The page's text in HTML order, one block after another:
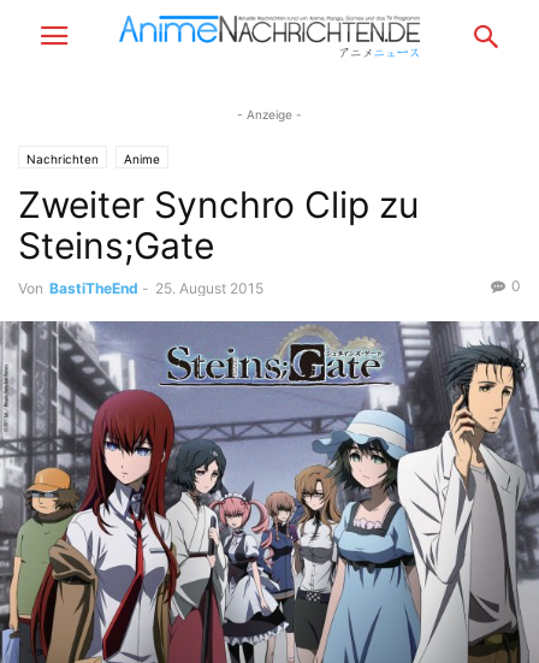
- Anzeige -
Nachrichten Anime
Zweiter Synchro Clip zu
Steins;Gate
Von BastiTheEnd - 25. August 2015 0